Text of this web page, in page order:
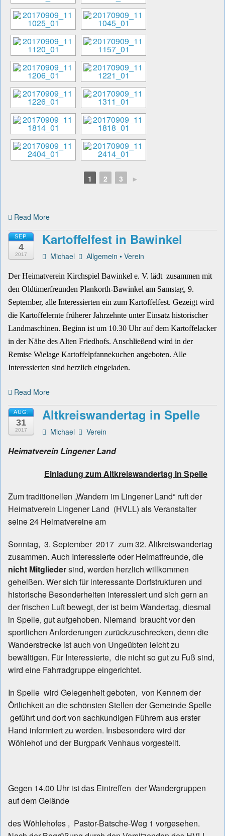
1 2 3 ►
Read More
SEP.
4
2017
Kartoffelfest in Bawinkel
Michael Allgemein •Verein
Der Heimatverein Kirchspiel Bawinkel e. V. lädt zusammen mit
den Oldtimerfreunden Plankorth-Bawinkel am Samstag, 9.
September, alle Interessierten ein zum Kartoffelfest. Gezeigt wird
die Kartoffelernte früherer Jahrzehnte unter Einsatz historischer
Landmaschinen. Beginn ist um 10.30 Uhr auf dem Kartoffelacker
in der Nähe des Alten Friedhofs. Anschließend wird in der
Remise Wielage Kartoffelpfannekuchen angeboten. Alle
Interessierten sind herzlich eingeladen.
Read More
AUG.
31
2017
Altkreiswandertag in Spelle
Michael Verein
Heimatverein Lingener Land
Einladung zum Altkreiswandertag in Spelle
Zum traditionellen „Wandern im Lingener Land“ ruft der
Heimatverein Lingener Land (HVLL) als Veranstalter
seine 24 Heimatvereine am
Sonntag, 3. September 2017 zum 32. Altkreiswandertag
zusammen. Auch Interessierte oder Heimatfreunde, die
nicht Mitgliedersind, werden herzlich willkommen
geheißen. Wer sich für interessante Dorfstrukturen und
historische Besonderheiten interessiert und sich gern an
der frischen Luft bewegt, der ist beim Wandertag, diesmal
in Spelle, gut aufgehoben. Niemand braucht vor den
sportlichen Anforderungen zurückzuschrecken, denn die
Wanderstrecke ist auch von Ungeübten leicht zu
bewältigen. Für Interessierte, die nicht so gut zu Fuß sind,
wird eine Fahrradgruppe eingerichtet.
In Spelle wird Gelegenheit geboten, von Kennern der
Örtlichkeit an die schönsten Stellen der Gemeinde Spelle
geführt und dort von sachkundigen Führern aus erster
Hand informiert zu werden. Insbesondere wird der
Wöhlehof und der Burgpark Venhaus vorgestellt.
Gegen 14.00 Uhr ist das Eintreffen der Wandergruppen
auf dem Gelände
des Wöhlehofes , Pastor-Batsche-Weg 1 vorgesehen.